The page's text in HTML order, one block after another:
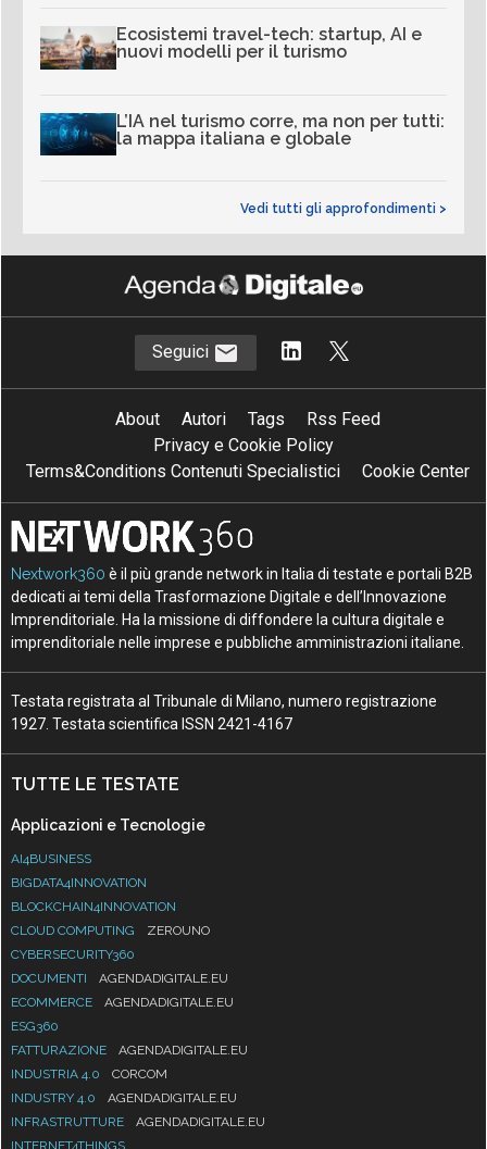
Ecosistemi travel-tech: startup, AI e
nuovi modelli per il turismo
L’IA nel turismo corre, ma non per tutti:
la mappa italiana e globale
Vedi tutti gli approfondimenti >
Seguici
About Autori Tags
Rss Feed
Privacy e Cookie Policy
Terms&Conditions Contenuti Specialistici
Cookie Center
Nextwork360 è il più grande network in Italia di testate e portali B2B
dedicati ai temi della Trasformazione Digitale e dell’Innovazione
Imprenditoriale. Ha la missione di diffondere la cultura digitale e
imprenditoriale nelle imprese e pubbliche amministrazioni italiane.
Testata registrata al Tribunale di Milano, numero registrazione
1927. Testata scientifica ISSN 2421-4167
TUTTE LE TESTATE
Applicazioni e Tecnologie
AI4BUSINESS
BIGDATA4INNOVATION
BLOCKCHAIN4INNOVATION
CLOUD COMPUTING
ZEROUNO
CYBERSECURITY360
DOCUMENTI
AGENDADIGITALE.EU
ECOMMERCE
AGENDADIGITALE.EU
ESG360
FATTURAZIONE
AGENDADIGITALE.EU
INDUSTRIA 4.0
CORCOM
INDUSTRY 4.0
AGENDADIGITALE.EU
INFRASTRUTTURE
AGENDADIGITALE.EU
INTERNET4THINGS